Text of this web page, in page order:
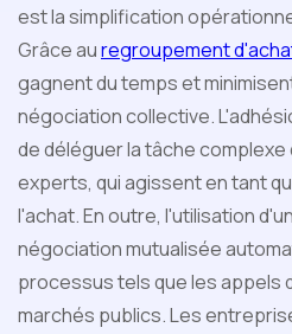
est la simplification
Grâce auregroupement
gagnent du temps et
négociation collective.
de déléguer la tâche
experts, qui agissent en tant
l'achat. En outre, l'utilisation
négociation mutualisée
processus tels que les appels
marchés publics. Les